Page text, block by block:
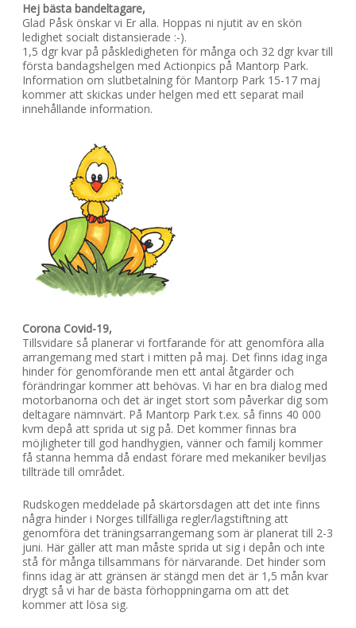
Hej bästa bandeltagare,
Glad Påsk önskar vi Er alla. Hoppas ni njutit av en skön
ledighet socialt distansierade :-).
1,5 dgr kvar på påskledigheten för många och 32 dgr kvar till
första bandagshelgen med Actionpics på Mantorp Park.
Information om slutbetalning för Mantorp Park 15-17 maj
kommer att skickas under helgen med ett separat mail
innehållande information.
Corona Covid-19,
Tillsvidare så planerar vi fortfarande för att genomföra alla
arrangemang med start i mitten på maj. Det finns idag inga
hinder för genomförande men ett antal åtgärder och
förändringar kommer att behövas. Vi har en bra dialog med
motorbanorna och det är inget stort som påverkar dig som
deltagare nämnvärt. På Mantorp Park t.ex. så finns 40 000
kvm depå att sprida ut sig på. Det kommer finnas bra
möjligheter till god handhygien, vänner och familj kommer
få stanna hemma då endast förare med mekaniker beviljas
tillträde till området.
Rudskogen meddelade på skärtorsdagen att det inte finns
några hinder i Norges tillfälliga regler/lagstiftning att
genomföra det träningsarrangemang som är planerat till 2-3
juni. Här gäller att man måste sprida ut sig i depån och inte
stå för många tillsammans för närvarande. Det hinder som
finns idag är att gränsen är stängd men det är 1,5 mån kvar
drygt så vi har de bästa förhoppningarna om att det
kommer att lösa sig.